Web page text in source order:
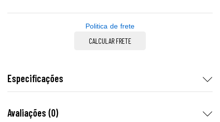
Politica de frete
CALCULAR FRETE
Especificações
Avaliações (0)